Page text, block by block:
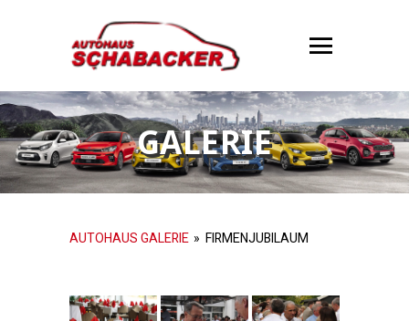
GALERIE
AUTOHAUS GALERIE » FIRMENJUBILAUM